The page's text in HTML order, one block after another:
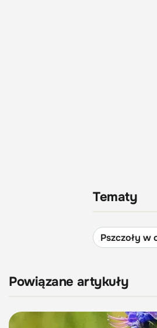
Tematy
Pszczoły w
Powiązane artykuły